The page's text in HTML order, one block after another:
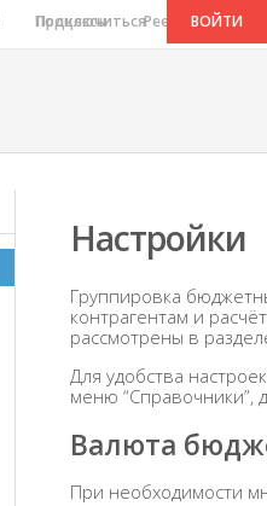
Процессы Реестры
Подключиться ВОЙТИ
Настройки
Группировка
контрагентам и
рассмотрены в
Для удобства
меню “Справочники”,
Валюта
При необходимости